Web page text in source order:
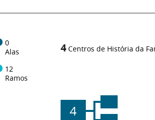
0
Alas
12
Ramos
4 Centros de História da
4